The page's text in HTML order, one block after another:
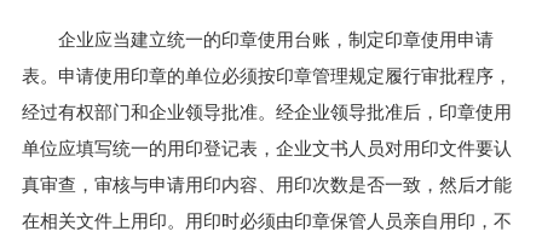
企业应当建立统一的印章使用台账，制定印章使用申请
表。申请使用印章的单位必须按印章管理规定履行审批程序，
经过有权部门和企业领导批准。经企业领导批准后，印章使用
单位应填写统一的用印登记表，企业文书人员对用印文件要认
真审查，审核与申请用印内容、用印次数是否一致，然后才能
在相关文件上用印。用印时必须由印章保管人员亲自用印，不